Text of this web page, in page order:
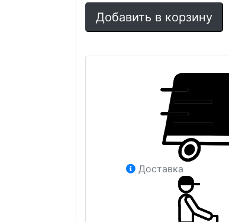
Добавить в корзину
Доставка